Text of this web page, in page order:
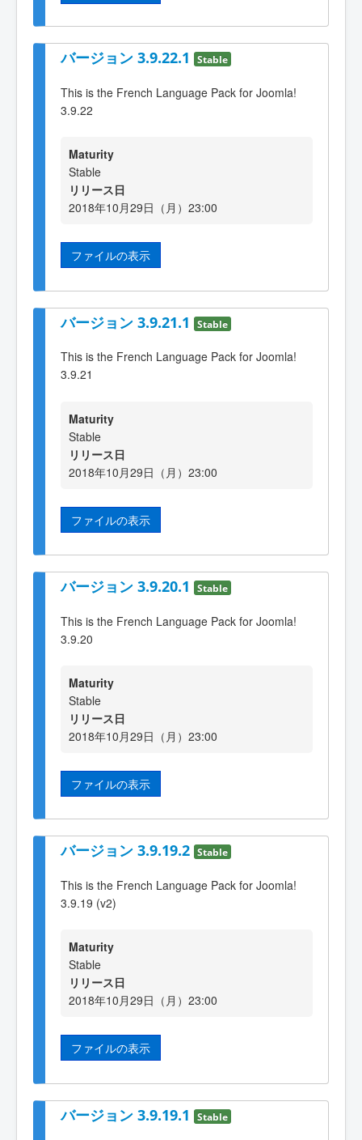
バージョン 3.9.22.1 Stable
This is the French Language Pack for Joomla!
3.9.22
Maturity
Stable
リリース日
2018年10月29日（月）23:00
ファイルの表示
バージョン 3.9.21.1 Stable
This is the French Language Pack for Joomla!
3.9.21
Maturity
Stable
リリース日
2018年10月29日（月）23:00
ファイルの表示
バージョン 3.9.20.1 Stable
This is the French Language Pack for Joomla!
3.9.20
Maturity
Stable
リリース日
2018年10月29日（月）23:00
ファイルの表示
バージョン 3.9.19.2 Stable
This is the French Language Pack for Joomla!
3.9.19 (v2)
Maturity
Stable
リリース日
2018年10月29日（月）23:00
ファイルの表示
バージョン 3.9.19.1 Stable